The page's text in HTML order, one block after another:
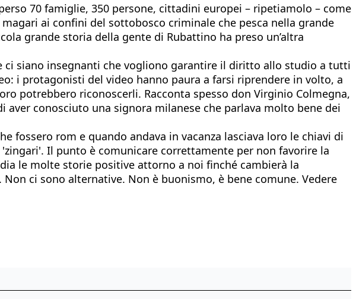
70 famiglie, 350 persone, cittadini europei – ripetiamolo – come
ai confini del sottobosco criminale che pesca nella grande
grande storia della gente di Rubattino ha preso un’altra
ci siano insegnanti che vogliono garantire il diritto allo studio a tutti
i protagonisti del video hanno paura a farsi riprendere in volto, a
potrebbero riconoscerli. Racconta spesso don Virginio Colmegna,
conosciuto una signora milanese che parlava molto bene dei
fossero rom e quando andava in vacanza lasciava loro le chiavi di
Il punto è comunicare correttamente per non favorire la
le molte storie positive attorno a noi finché cambierà la
ci sono alternative. Non è buonismo, è bene comune. Vedere